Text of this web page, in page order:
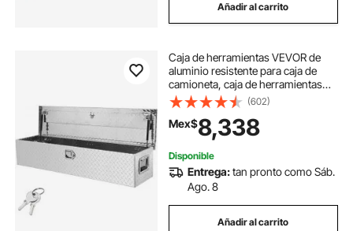
Añadir al carrito
Caja de herramientas VEVOR de
aluminio resistente para caja de
camioneta, caja de herramientas
con placa de diamante, asa lateral y
cerradura con llaves, organizador
de almacenamiento para
camioneta, caja de camioneta, RV,
remolque, 48"x15"x15", plateada
(602)
Mex$8,338
Disponible
Entrega:tan pronto como Sáb.
Ago. 8
Añadir al carrito